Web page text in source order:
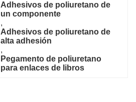
Adhesivos de poliuretano de
un componente
,
Adhesivos de poliuretano de
alta adhesión
,
Pegamento de poliuretano
para enlaces de libros